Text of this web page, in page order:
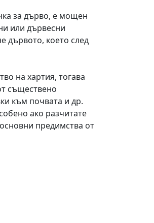
за дърво, е мощен
или дървесни
дървото, което след
на хартия, тогава
съществено
към почвата и др.
ако разчитате
предимства от